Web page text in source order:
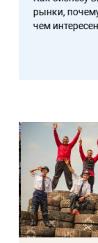
рынки,
чем